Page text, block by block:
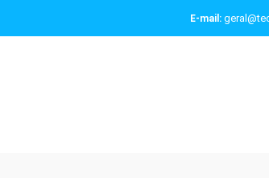
E-mail: